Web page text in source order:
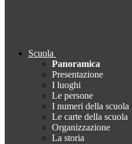
Scuola
Panoramica
Presentazione
I luoghi
Le persone
I numeri della scuola
Le carte della scuola
Organizzazione
La storia